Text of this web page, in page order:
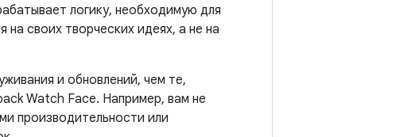
логику, необходимую для
своих творческих идеях, а не на
и обновлений, чем те,
Watch Face. Например, вам не
производительности или